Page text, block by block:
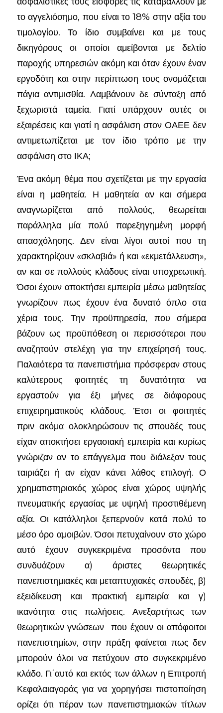
το αγγελιόσημο, που είναι το 18% στην αξία του
τιμολογίου. Το ίδιο συμβαίνει και με τους
δικηγόρους οι οποίοι αμείβονται με δελτίο
παροχής υπηρεσιών ακόμη και όταν έχουν έναν
εργοδότη και στην περίπτωση τους ονομάζεται
πάγια αντιμισθία. Λαμβάνουν δε σύνταξη από
ξεχωριστά ταμεία. Γιατί υπάρχουν αυτές οι
εξαιρέσεις και γιατί η ασφάλιση στον ΟΑΕΕ δεν
αντιμετωπίζεται με τον ίδιο τρόπο με την
ασφάλιση στο ΙΚΑ;
Ένα ακόμη θέμα που σχετίζεται με την εργασία
είναι η μαθητεία. Η μαθητεία αν και σήμερα
αναγνωρίζεται από πολλούς, θεωρείται
παράλληλα μία πολύ παρεξηγημένη μορφή
απασχόλησης. Δεν είναι λίγοι αυτοί που τη
χαρακτηρίζουν «σκλαβιά» ή και «εκμετάλλευση»,
αν και σε πολλούς κλάδους είναι υποχρεωτική.
Όσοι έχουν αποκτήσει εμπειρία μέσω μαθητείας
γνωρίζουν πως έχουν ένα δυνατό όπλο στα
χέρια τους. Την προϋπηρεσία, που σήμερα
βάζουν ως προϋπόθεση οι περισσότεροι που
αναζητούν στελέχη για την επιχείρησή τους.
Παλαιότερα τα πανεπιστήμια πρόσφεραν στους
καλύτερους φοιτητές τη δυνατότητα να
εργαστούν για έξι μήνες σε διάφορους
επιχειρηματικούς κλάδους. Έτσι οι φοιτητές
πριν ακόμα ολοκληρώσουν τις σπουδές τους
είχαν αποκτήσει εργασιακή εμπειρία και κυρίως
γνώριζαν αν το επάγγελμα που διάλεξαν τους
ταιριάζει ή αν είχαν κάνει λάθος επιλογή. Ο
χρηματιστηριακός χώρος είναι χώρος υψηλής
πνευματικής εργασίας με υψηλή προστιθέμενη
αξία. Οι κατάλληλοι ξεπερνούν κατά πολύ το
μέσο όρο αμοιβών. Όσοι πετυχαίνουν στο χώρο
αυτό έχουν συγκεκριμένα προσόντα που
συνδυάζουν α) άριστες θεωρητικές
πανεπιστημιακές και μεταπτυχιακές σπουδές, β)
εξειδίκευση και πρακτική εμπειρία και γ)
ικανότητα στις πωλήσεις. Ανεξαρτήτως των
θεωρητικών γνώσεων που έχουν οι απόφοιτοι
πανεπιστημίων, στην πράξη φαίνεται πως δεν
μπορούν όλοι να πετύχουν στο συγκεκριμένο
κλάδο. Γι΄αυτό και εκτός των άλλων η Επιτροπή
Κεφαλαιαγοράς για να χορηγήσει πιστοποίηση
ορίζει ότι πέραν των πανεπιστημιακών τίτλων